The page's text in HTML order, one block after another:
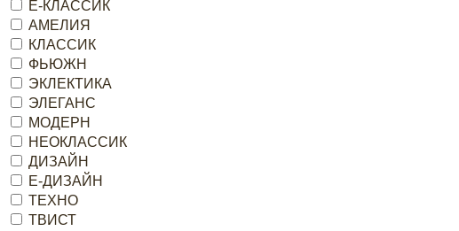
Е-КЛАССИК
АМЕЛИЯ
КЛАССИК
ФЬЮЖН
ЭКЛЕКТИКА
ЭЛЕГАНС
МОДЕРН
НЕОКЛАССИК
ДИЗАЙН
Е-ДИЗАЙН
ТЕХНО
ТВИСТ